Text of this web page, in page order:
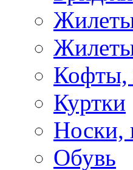
Кофты,
Куртки
Носки,
Обувь